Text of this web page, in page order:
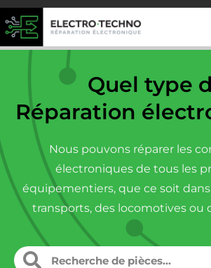
Quel type
Réparation
Nous pouvons réparer les
électroniques de tous les
équipementiers, que ce soit
transports, des locomotives ou